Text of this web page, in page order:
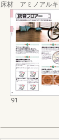
床材 アミノアルキ
91